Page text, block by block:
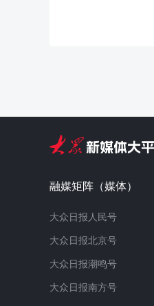
融媒矩阵（媒体）
大众日报人民号
大众日报北京号
大众日报潮鸣号
大众日报南方号